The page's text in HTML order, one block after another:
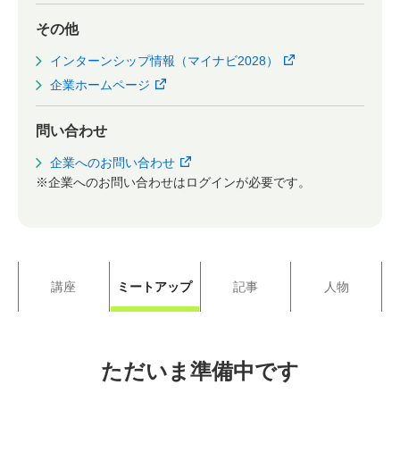
その他
インターンシップ情報（マイナビ2028）
企業ホームページ
問い合わせ
企業へのお問い合わせ
※企業へのお問い合わせはログインが必要です。
講座 ミートアップ 記事 人物
ただいま準備中です